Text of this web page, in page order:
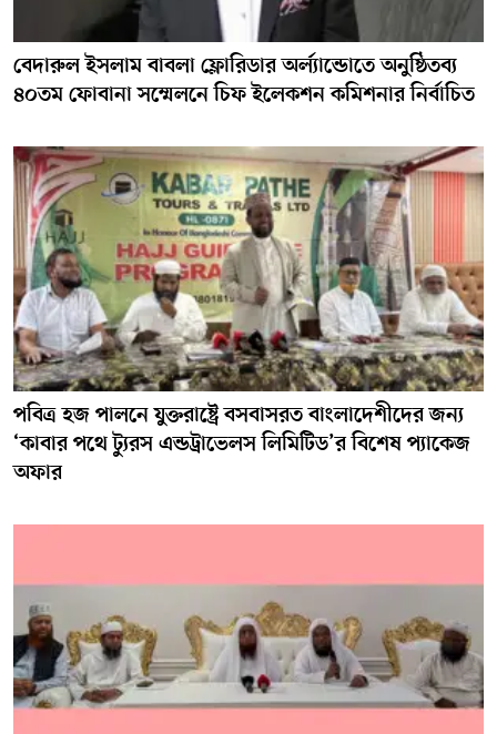
বেদারুল ইসলাম বাবলা ফ্লোরিডার অর্ল্যান্ডোতে অনুষ্ঠিতব্য
৪০তম ফোবানা সম্মেলনে চিফ ইলেকশন কমিশনার নির্বাচিত
পবিত্র হজ পালনে যুক্তরাষ্ট্রে বসবাসরত বাংলাদেশীদের জন্য
‘কাবার পথে ট্যুরস এন্ডট্রাভেলস লিমিটিড’র বিশেষ প্যাকেজ
অফার